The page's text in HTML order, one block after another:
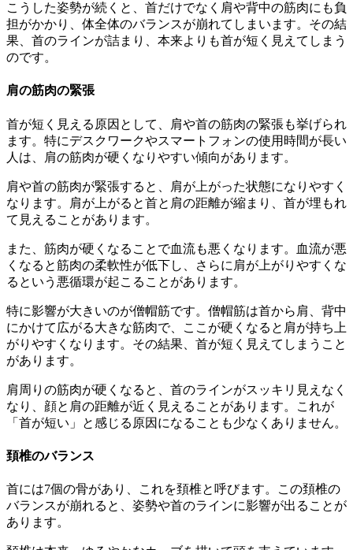
こうした姿勢が続くと、首だけでなく肩や背中の筋肉にも負
担がかかり、体全体のバランスが崩れてしまいます。その結
果、首のラインが詰まり、本来よりも首が短く見えてしまう
のです。
肩の筋肉の緊張
首が短く見える原因として、肩や首の筋肉の緊張も挙げられ
ます。特にデスクワークやスマートフォンの使用時間が長い
人は、肩の筋肉が硬くなりやすい傾向があります。
肩や首の筋肉が緊張すると、肩が上がった状態になりやすく
なります。肩が上がると首と肩の距離が縮まり、首が埋もれ
て見えることがあります。
また、筋肉が硬くなることで血流も悪くなります。血流が悪
くなると筋肉の柔軟性が低下し、さらに肩が上がりやすくな
るという悪循環が起こることがあります。
特に影響が大きいのが僧帽筋です。僧帽筋は首から肩、背中
にかけて広がる大きな筋肉で、ここが硬くなると肩が持ち上
がりやすくなります。その結果、首が短く見えてしまうこと
があります。
肩周りの筋肉が硬くなると、首のラインがスッキリ見えなく
なり、顔と肩の距離が近く見えることがあります。これが
「首が短い」と感じる原因になることも少なくありません。
頚椎のバランス
首には7個の骨があり、これを頚椎と呼びます。この頚椎の
バランスが崩れると、姿勢や首のラインに影響が出ることが
あります。